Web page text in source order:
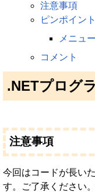
注意事項
ピンポイン
メニュ
コメント
.NETプログ
注意事項
今回はコードが長い
す。ご了承ください